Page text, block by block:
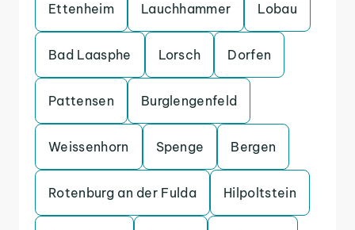
Ettenheim Lauchhammer Lobau
Bad Laasphe Lorsch Dorfen
Pattensen Burglengenfeld
Weissenhorn Spenge Bergen
Rotenburg an der Fulda Hilpoltstein